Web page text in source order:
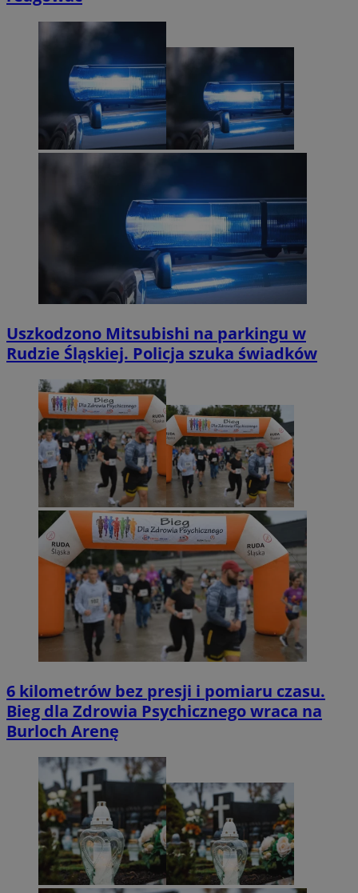
Uszkodzono Mitsubishi na parkingu w
Rudzie Śląskiej. Policja szuka świadków
6 kilometrów bez presji i pomiaru czasu.
Bieg dla Zdrowia Psychicznego wraca na
Burloch Arenę